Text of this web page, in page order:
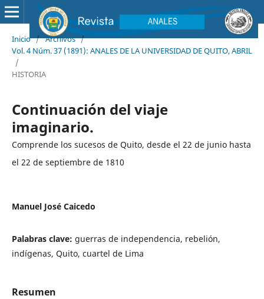
Inicio / Archivos /
Vol. 4 Núm. 37 (1891): ANALES DE LA UNIVERSIDAD DE QUITO, ABRIL
/
HISTORIA
Continuación del viaje
imaginario.
Comprende los sucesos de Quito, desde el 22 de junio hasta
el 22 de septiembre de 1810
Manuel José Caicedo
Palabras clave: guerras de independencia, rebelión,
indígenas, Quito, cuartel de Lima
Resumen